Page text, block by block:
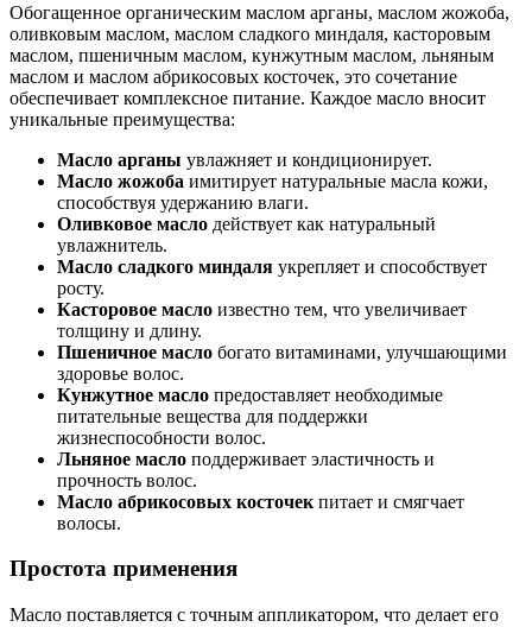
Обогащенное органическим маслом арганы, маслом жожоба,
оливковым маслом, маслом сладкого миндаля, касторовым
маслом, пшеничным маслом, кунжутным маслом, льняным
маслом и маслом абрикосовых косточек, это сочетание
обеспечивает комплексное питание. Каждое масло вносит
уникальные преимущества:
Масло арганы увлажняет и кондиционирует.
Масло жожоба имитирует натуральные масла кожи,
способствуя удержанию влаги.
Оливковое масло действует как натуральный
увлажнитель.
Масло сладкого миндаля укрепляет и способствует
росту.
Касторовое масло известно тем, что увеличивает
толщину и длину.
Пшеничное масло богато витаминами, улучшающими
здоровье волос.
Кунжутное масло предоставляет необходимые
питательные вещества для поддержки
жизнеспособности волос.
Льняное масло поддерживает эластичность и
прочность волос.
Масло абрикосовых косточек питает и смягчает
волосы.
Простота применения
Масло поставляется с точным аппликатором, что делает его